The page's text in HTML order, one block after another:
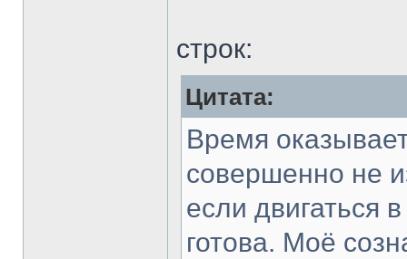
строк:
Цитата:
Время
совершенно не
если двигаться
готова. Моё